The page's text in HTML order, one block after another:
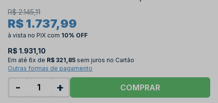
R$ 2.145,11
R$ 1.737,99
à vista no PIX com 10% OFF
R$ 1.931,10
Em até 6x de R$ 321,85 sem juros no Cartão
Outras formas de pagamento
- + COMPRAR